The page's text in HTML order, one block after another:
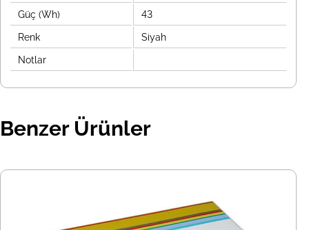
Güç (Wh) 43
Renk Siyah
Notlar
Benzer Ürünler